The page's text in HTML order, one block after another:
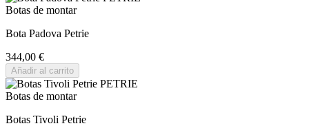
Botas de montar
Bota Padova Petrie
344,00 €
Añadir al carrito
Botas de montar
Botas Tivoli Petrie